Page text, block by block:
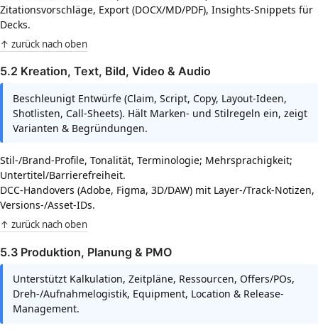
Zitationsvorschläge, Export (DOCX/MD/PDF), Insights-Snippets für
Decks.
↑ zurück nach oben
5.2 Kreation, Text, Bild, Video & Audio
Beschleunigt Entwürfe (Claim, Script, Copy, Layout-Ideen,
Shotlisten, Call-Sheets). Hält Marken- und Stilregeln ein, zeigt
Varianten & Begründungen.
Stil-/Brand-Profile, Tonalität, Terminologie; Mehrsprachigkeit;
Untertitel/Barrierefreiheit.
DCC-Handovers (Adobe, Figma, 3D/DAW) mit Layer-/Track-Notizen,
Versions-/Asset-IDs.
↑ zurück nach oben
5.3 Produktion, Planung & PMO
Unterstützt Kalkulation, Zeitpläne, Ressourcen, Offers/POs,
Dreh-/Aufnahmelogistik, Equipment, Location & Release-
Management.